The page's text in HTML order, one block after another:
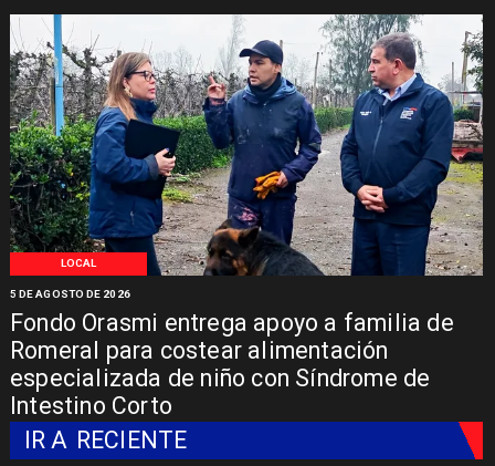
LOCAL
Fondo Orasmi entrega apoyo a familia de
Romeral para costear alimentación
especializada de niño con Síndrome de
Intestino Corto
5 DE AGOSTO DE 2026
IR A RECIENTE